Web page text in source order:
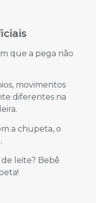
que a pega não
movimentos
diferentes na
a chupeta, o
leite? Bebê